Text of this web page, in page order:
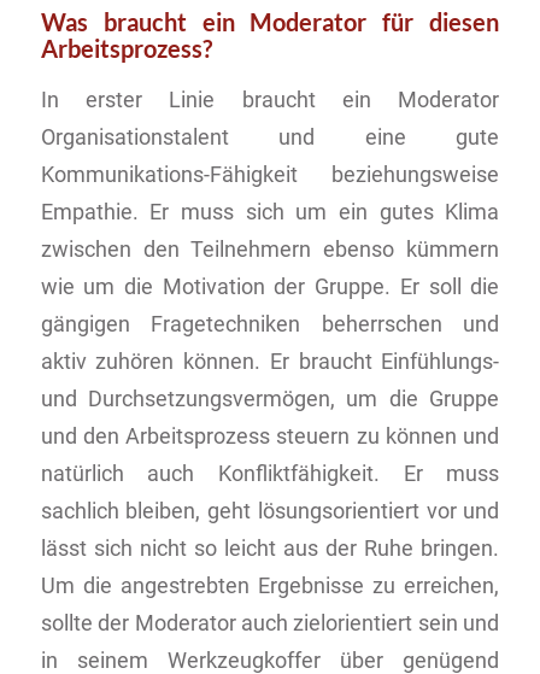
Was braucht ein Moderator für diesen
Arbeitsprozess?
In erster Linie braucht ein Moderator
Organisationstalent und eine gute
Kommunikations-Fähigkeit beziehungsweise
Empathie. Er muss sich um ein gutes Klima
zwischen den Teilnehmern ebenso kümmern
wie um die Motivation der Gruppe. Er soll die
gängigen Fragetechniken beherrschen und
aktiv zuhören können. Er braucht Einfühlungs-
und Durchsetzungsvermögen, um die Gruppe
und den Arbeitsprozess steuern zu können und
natürlich auch Konfliktfähigkeit. Er muss
sachlich bleiben, geht lösungsorientiert vor und
lässt sich nicht so leicht aus der Ruhe bringen.
Um die angestrebten Ergebnisse zu erreichen,
sollte der Moderator auch zielorientiert sein und
in seinem Werkzeugkoffer über genügend